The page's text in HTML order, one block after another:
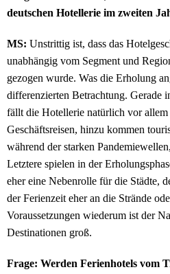
deutschen Hotellerie im zweiten
MS: Unstrittig ist, dass das
unabhängig vom Segment und
gezogen wurde. Was die Erholung
differenzierten Betrachtung. Gerade
fällt die Hotellerie natürlich vor allem
Geschäftsreisen, hinzu kommen
während der starken
Letztere spielen in der
eher eine Nebenrolle für die Städte,
der Ferienzeit eher an die Strände
Voraussetzungen wiederum ist der
Destinationen groß.
Frage: Werden Ferienhotels vom